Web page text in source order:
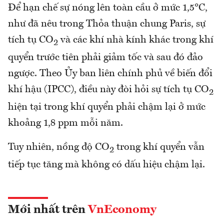
Để hạn chế sự nóng lên toàn cầu ở mức 1,5°C,
như đã nêu trong Thỏa thuận chung Paris, sự
tích tụ CO2 và các khí nhà kính khác trong khí
quyển trước tiên phải giảm tốc và sau đó đảo
ngược. Theo Ủy ban liên chính phủ về biến đổi
khí hậu (IPCC), điều này đòi hỏi sự tích tụ CO2
hiện tại trong khí quyển phải chậm lại ở mức
khoảng 1,8 ppm mỗi năm.
Tuy nhiên, nồng độ CO2 trong khí quyển vẫn
tiếp tục tăng mà không có dấu hiệu chậm lại.
Mới nhất trên VnEconomy